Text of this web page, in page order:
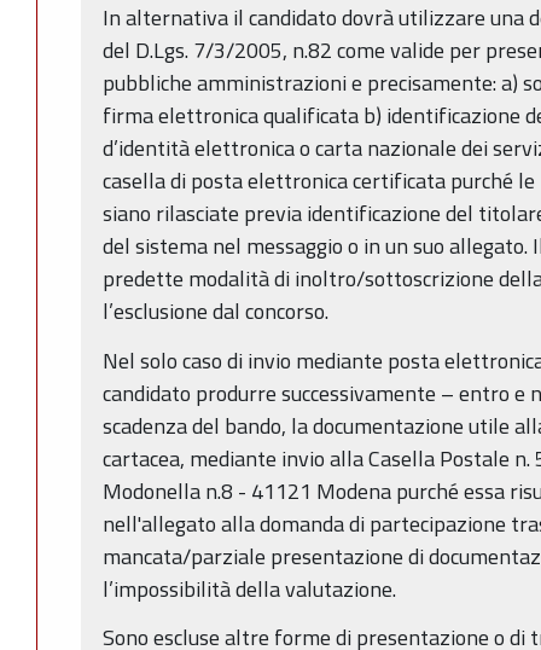
In alternativa il candidato dovrà utilizzare una
del D.Lgs. 7/3/2005, n.82 come valide per
pubbliche amministrazioni e precisamente: a)
firma elettronica qualificata b) identificazione
d’identità elettronica o carta nazionale dei
casella di posta elettronica certificata purché
siano rilasciate previa identificazione del
del sistema nel messaggio o in un suo
predette modalità di inoltro/sottoscrizione
l’esclusione dal concorso.
Nel solo caso di invio mediante posta
candidato produrre successivamente – entro e
scadenza del bando, la documentazione utile
cartacea, mediante invio alla Casella Postale
Modonella n.8 - 41121 Modena purché essa
nell'allegato alla domanda di partecipazione
mancata/parziale presentazione di
l’impossibilità della valutazione.
Sono escluse altre forme di presentazione o di